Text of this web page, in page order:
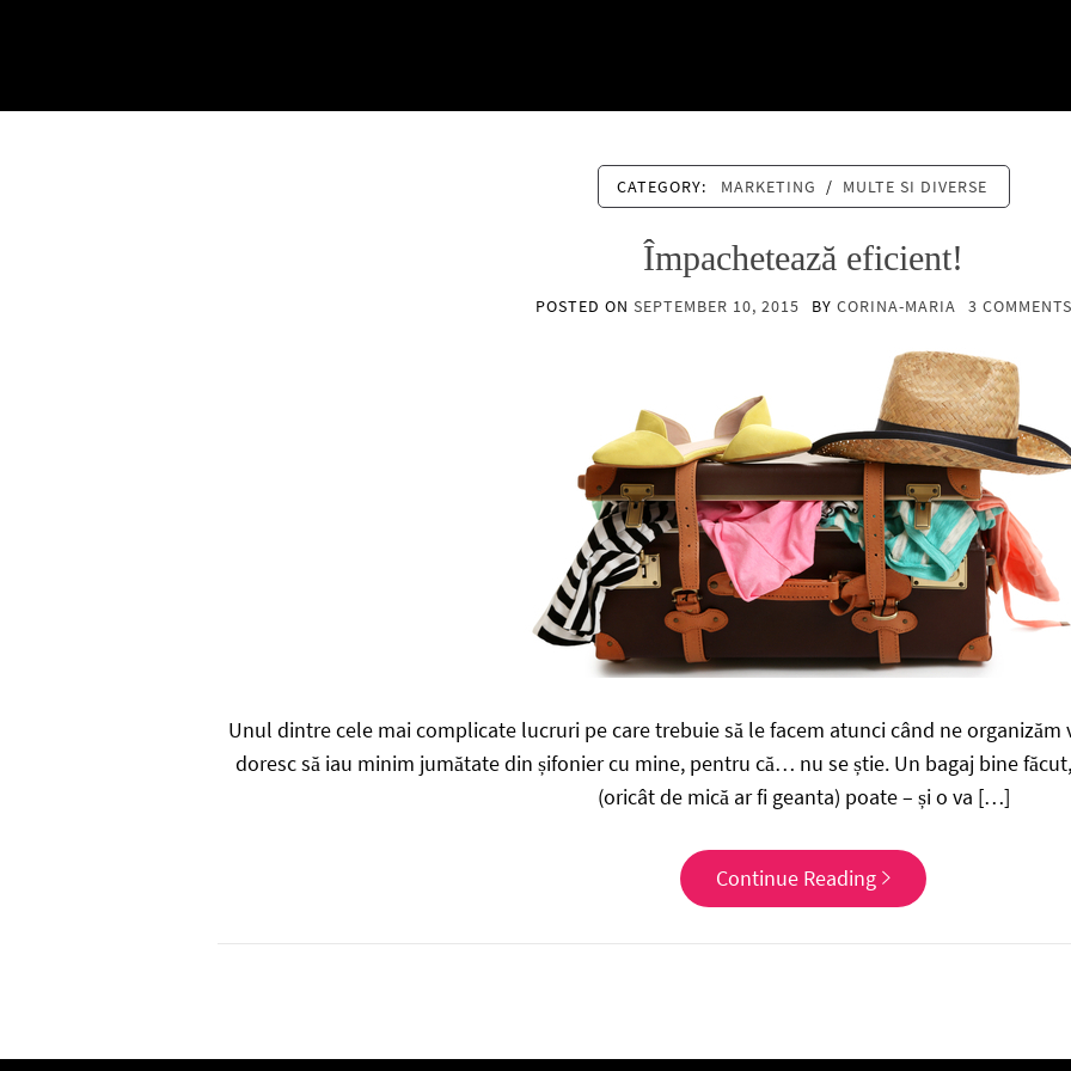
CATEGORY: MARKETING / MULTE SI DIVERSE
Împachetează eficient!
POSTED ON SEPTEMBER 10, 2015 BY CORINA-MARIA 3 COMMENTS
Unul dintre cele mai complicate lucruri pe care trebuie să le facem atunci când ne organizăm
doresc să iau minim jumătate din șifonier cu mine, pentru că… nu se știe. Un bagaj bine
(oricât de mică ar fi geanta) poate – și o va […]
Continue Reading